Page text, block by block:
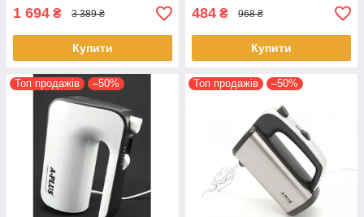
1 694 ₴ 3 389 ₴
Купити
484 ₴ 968 ₴
Купити
Топ продажів –50% Топ продажів –50%